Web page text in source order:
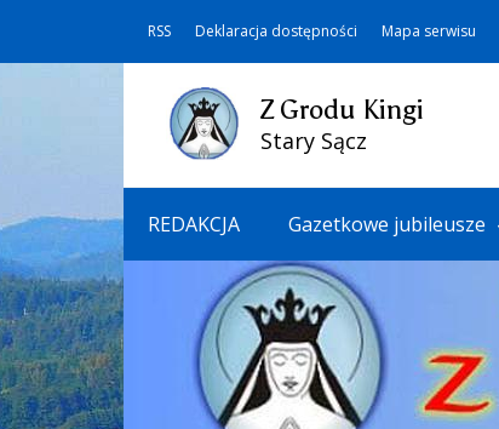
RSS Deklaracja dostępności Mapa serwisu
Z Grodu Kingi
Stary Sącz
REDAKCJA Gazetkowe jubileusze